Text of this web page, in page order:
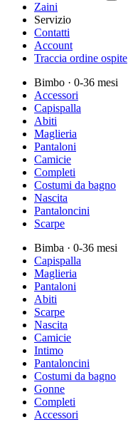
Zaini
Servizio
Contatti
Account
Traccia ordine ospite
Bimbo · 0-36 mesi
Accessori
Capispalla
Abiti
Maglieria
Pantaloni
Camicie
Completi
Costumi da bagno
Nascita
Pantaloncini
Scarpe
Bimba · 0-36 mesi
Capispalla
Maglieria
Pantaloni
Abiti
Scarpe
Nascita
Camicie
Intimo
Pantaloncini
Costumi da bagno
Gonne
Completi
Accessori